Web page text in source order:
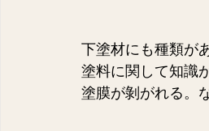
下塗材にも種類が
塗料に関して知識
塗膜が剝がれる。